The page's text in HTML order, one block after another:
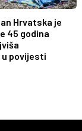
Hrvatska je
45 godina
povijesti